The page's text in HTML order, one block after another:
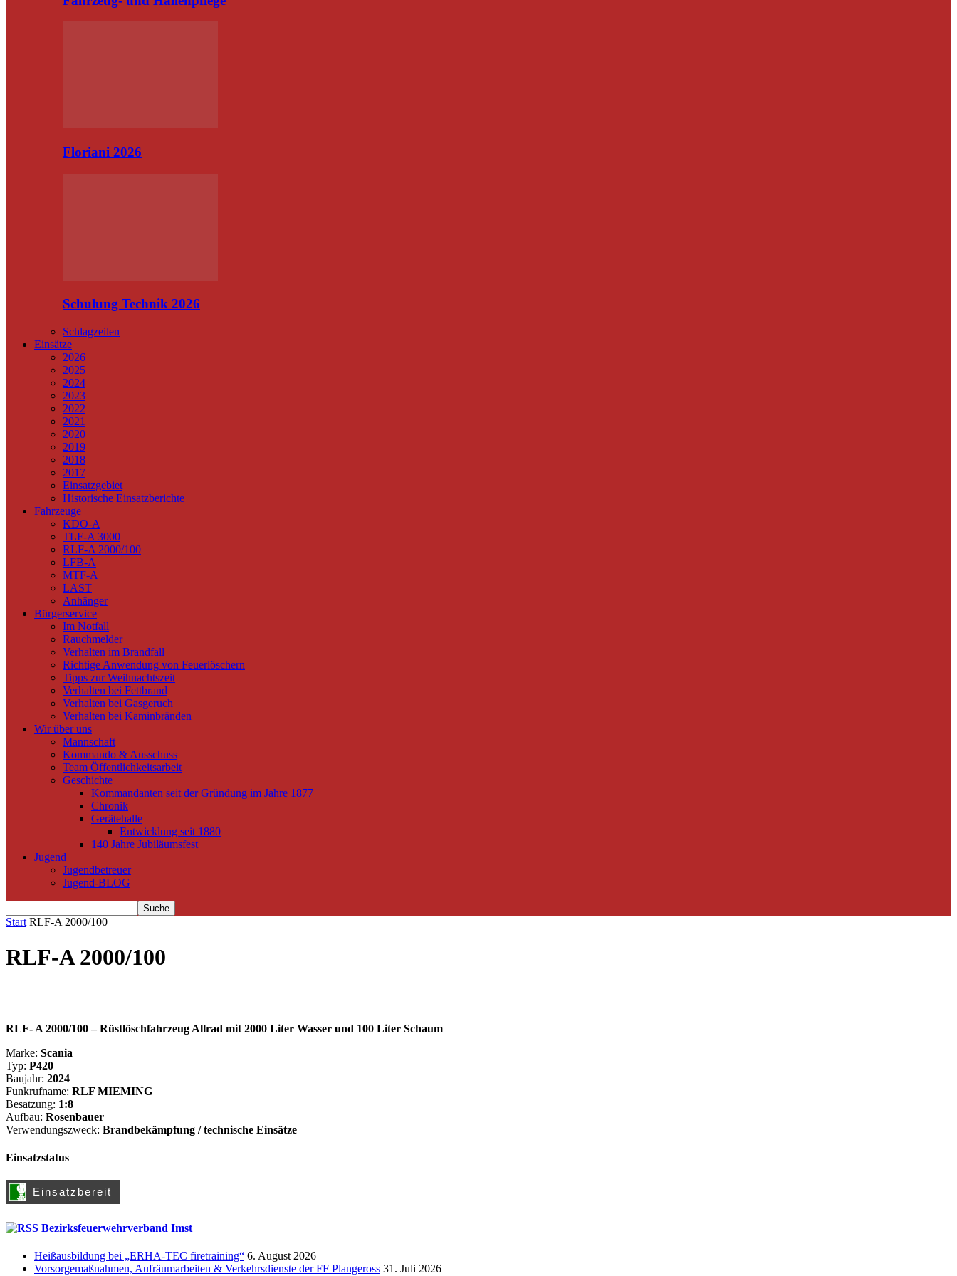
Floriani 2026
Schulung Technik 2026
Schlagzeilen
Einsätze
2026
2025
2024
2023
2022
2021
2020
2019
2018
2017
Einsatzgebiet
Historische Einsatzberichte
Fahrzeuge
KDO-A
TLF-A 3000
RLF-A 2000/100
LFB-A
MTF-A
LAST
Anhänger
Bürgerservice
Im Notfall
Rauchmelder
Verhalten im Brandfall
Richtige Anwendung von Feuerlöschern
Tipps zur Weihnachtszeit
Verhalten bei Fettbrand
Verhalten bei Gasgeruch
Verhalten bei Kaminbränden
Wir über uns
Mannschaft
Kommando & Ausschuss
Team Öffentlichkeitsarbeit
Geschichte
Kommandanten seit der Gründung im Jahre 1877
Chronik
Gerätehalle
Entwicklung seit 1880
140 Jahre Jubiläumsfest
Jugend
Jugendbetreuer
Jugend-BLOG
Start RLF-A 2000/100
RLF-A 2000/100
RLF- A 2000/100 – Rüstlöschfahrzeug Allrad mit 2000 Liter Wasser und 100 Liter Schaum
Marke: Scania
Typ: P420
Baujahr: 2024
Funkrufname: RLF MIEMING
Besatzung: 1:8
Aufbau: Rosenbauer
Verwendungszweck: Brandbekämpfung / technische Einsätze
Einsatzstatus
Bezirksfeuerwehrverband Imst
Heißausbildung bei „ERHA-TEC firetraining“ 6. August 2026
Vorsorgemaßnahmen, Aufräumarbeiten & Verkehrsdienste der FF Plangeross 31. Juli 2026